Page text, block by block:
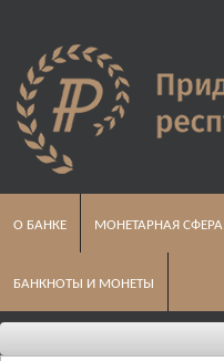
О БАНКЕ МОНЕТАРНАЯ СФЕРА
БАНКНОТЫ И МОНЕТЫ